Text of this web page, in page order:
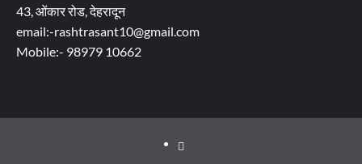
43, ओंकार रोड, देहरादून
email:-rashtrasant10@gmail.com
Mobile:- 98979 10662
About